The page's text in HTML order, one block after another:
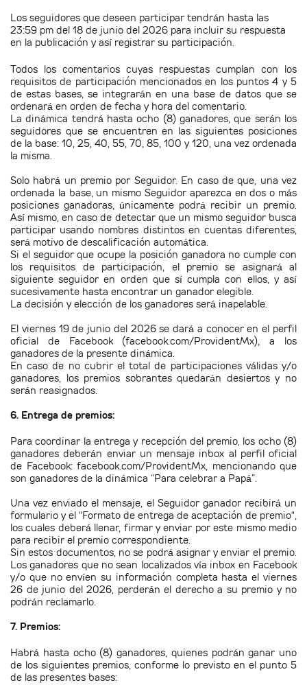
Los seguidores que deseen participar tendrán hasta las
23:59 pm del 18 de junio del 2026 para incluir su respuesta
en la publicación y así registrar su participación.
Todos los comentarios cuyas respuestas cumplan con los
requisitos de participación mencionados en los puntos 4 y 5
de estas bases, se integrarán en una base de datos que se
ordenará en orden de fecha y hora del comentario.
La dinámica tendrá hasta ocho (8) ganadores, que serán los
seguidores que se encuentren en las siguientes posiciones
de la base: 10, 25, 40, 55, 70, 85, 100 y 120, una vez ordenada
la misma.
Solo habrá un premio por Seguidor. En caso de que, una vez
ordenada la base, un mismo Seguidor aparezca en dos o más
posiciones ganadoras, únicamente podrá recibir un premio.
Así mismo, en caso de detectar que un mismo seguidor busca
participar usando nombres distintos en cuentas diferentes,
será motivo de descalificación automática.
Si el seguidor que ocupe la posición ganadora no cumple con
los requisitos de participación, el premio se asignará al
siguiente seguidor en orden que sí cumpla con ellos, y así
sucesivamente hasta encontrar un ganador elegible.
La decisión y elección de los ganadores será inapelable.
El viernes 19 de junio del 2026 se dará a conocer en el perfil
oficial de Facebook (facebook.com/ProvidentMx), a los
ganadores de la presente dinámica.
En caso de no cubrir el total de participaciones válidas y/o
ganadores, los premios sobrantes quedarán desiertos y no
serán reasignados.
6. Entrega de premios:
Para coordinar la entrega y recepción del premio, los ocho (8)
ganadores deberán enviar un mensaje inbox al perfil oficial
de Facebook: facebook.com/ProvidentMx, mencionando que
son ganadores de la dinámica “Para celebrar a Papá”.
Una vez enviado el mensaje, el Seguidor ganador recibirá un
formulario y el "Formato de entrega de aceptación de premio",
los cuales deberá llenar, firmar y enviar por este mismo medio
para recibir el premio correspondiente.
Sin estos documentos, no se podrá asignar y enviar el premio.
Los ganadores que no sean localizados vía inbox en Facebook
y/o que no envíen su información completa hasta el viernes
26 de junio del 2026, perderán el derecho a su premio y no
podrán reclamarlo.
7. Premios:
Habrá hasta ocho (8) ganadores, quienes podrán ganar uno
de los siguientes premios, conforme lo previsto en el punto 5
de las presentes bases: